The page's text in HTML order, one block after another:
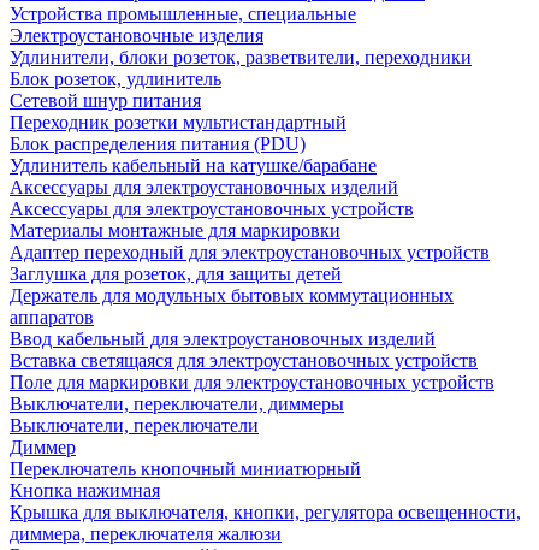
Устройства промышленные, специальные
Электроустановочные изделия
Удлинители, блоки розеток, разветвители, переходники
Блок розеток, удлинитель
Сетевой шнур питания
Переходник розетки мультистандартный
Блок распределения питания (PDU)
Удлинитель кабельный на катушке/барабане
Аксессуары для электроустановочных изделий
Аксессуары для электроустановочных устройств
Материалы монтажные для маркировки
Адаптер переходный для электроустановочных устройств
Заглушка для розеток, для защиты детей
Держатель для модульных бытовых коммутационных
аппаратов
Ввод кабельный для электроустановочных изделий
Вставка светящаяся для электроустановочных устройств
Поле для маркировки для электроустановочных устройств
Выключатели, переключатели, диммеры
Выключатели, переключатели
Диммер
Переключатель кнопочный миниатюрный
Кнопка нажимная
Крышка для выключателя, кнопки, регулятора освещенности,
диммера, переключателя жалюзи